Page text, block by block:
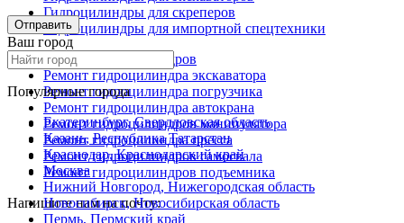
Гидроцилиндры для скреперов
Гидроцилиндры для импортной спецтехники
Ремонт гидроцилиндров
Ремонт гидроцилиндра экскаватора
Ремонт гидроцилиндра погрузчика
Ремонт гидроцилиндра автокрана
Ремонт гидроцилиндров манипулятора
Ремонт гидроцилиндра пресса
Ремонт гидроцилиндров самосвала
Ремонт гидроцилиндров подъемника
Напишите нам на почту:
Отправить
Ваш город
Популярные города
Екатеринбург, Свердловская область
Казань, Республика Татарстан
Краснодар, Краснодарский край
Москва
Нижний Новгород, Нижегородская область
Новосибирск, Новосибирская область
Пермь, Пермский край